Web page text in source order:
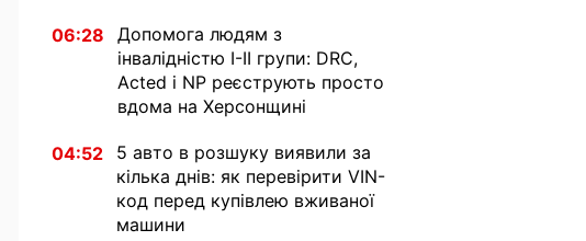
06:28
Допомога людям з
інвалідністю I-II групи: DRC,
Acted і NP реєструють просто
вдома на Херсонщині
04:52
5 авто в розшуку виявили за
кілька днів: як перевірити VIN-
код перед купівлею вживаної
машини